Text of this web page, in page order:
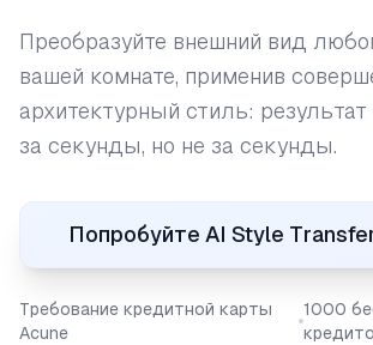
Преобразуйте внешний вид
вашей комнате, применив
архитектурный стиль: результат
за секунды, но не за секунды.
Попробуйте AI Style
Требование кредитной карты
Acune
1000